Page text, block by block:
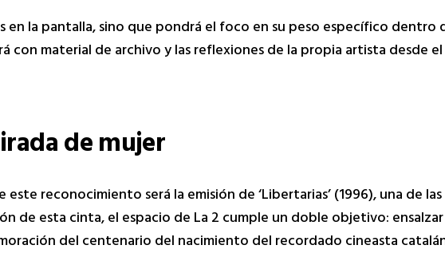
en la pantalla, sino que pondrá el foco en su peso específico dentro
con material de archivo y las reflexiones de la propia artista desde
de mujer
reconocimiento será la emisión de ‘Libertarias’ (1996), una de
de esta cinta, el espacio de La 2 cumple un doble objetivo:
del centenario del nacimiento del recordado cineasta